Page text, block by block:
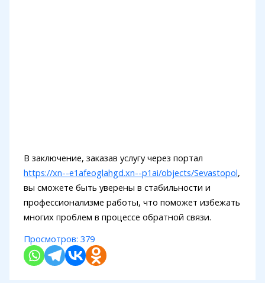
В заключение, заказав услугу через портал
https://xn--e1afeoglahgd.xn--p1ai/objects/Sevastopol,
вы сможете быть уверены в стабильности и
профессионализме работы, что поможет избежать
многих проблем в процессе обратной связи.
Просмотров: 379